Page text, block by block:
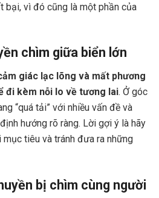
bại, vì đó cũng là một phần của
chìm giữa biển lớn
giác lạc lõng và mất phương
đi kèm nỗi lo về tương lai. Ở góc
“quá tải” với nhiều vấn đề và
hướng rõ ràng. Lời gợi ý là hãy
tiêu và tránh đưa ra những
bị chìm cùng người